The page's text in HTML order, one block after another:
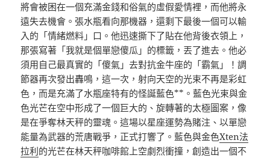
將會被困在一個充滿金錢和俗氣的虛假愛情裡，而他將永
遠失去機會。張水瓶看向那機器，還剩下最後一個可以輸
入的「情緒燃料」口。他迅速撕下了貼在他背後衣領上，
那張寫著「我就是個單戀傻瓜」的標籤，丟了進去。他必
須用自己最真實的「傻氣」去對抗金牛座的「霸氣」！調
節器再次發出轟鳴，這一次，射向天空的光束不再是彩虹
色，而是充滿了水瓶座特有的怪誕藍色**。藍色光束與金
色光芒在空中形成了一個巨大的、旋轉著的太極圖案，像
是在爭奪林天秤的靈魂。這場以星座運勢為賭注、以單戀
能量為武器的荒唐戰爭，正式打響了。藍色與金色Xten法
拉利的光芒在林天秤咖啡館上空劇烈衝撞，創造出一個不